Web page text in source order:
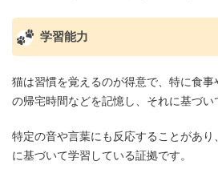
学習能力
猫は習慣を覚えるのが得意で、特に食
の帰宅時間などを記憶し、それに基づい
特定の音や言葉にも反応することがあ
に基づいて学習している証拠です。